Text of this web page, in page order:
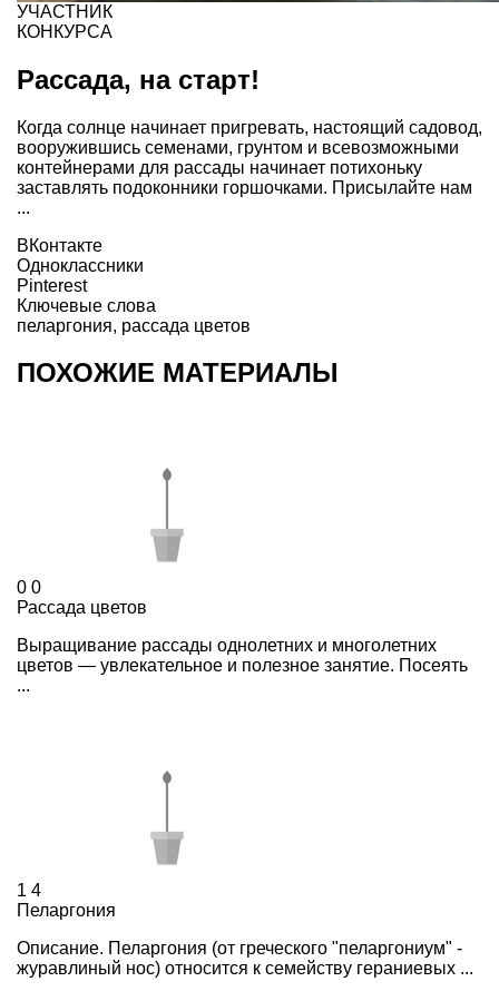
УЧАСТНИК
КОНКУРСА
Рассада, на старт!
Когда солнце начинает пригревать, настоящий садовод,
вооружившись семенами, грунтом и всевозможными
контейнерами для рассады начинает потихоньку
заставлять подоконники горшочками. Присылайте нам
...
ВКонтакте
Одноклассники
Pinterest
Ключевые слова
пеларгония, рассада цветов
ПОХОЖИЕ МАТЕРИАЛЫ
0 0
Рассада цветов
Выращивание рассады однолетних и многолетних
цветов — увлекательное и полезное занятие. Посеять
...
1 4
Пеларгония
Описание. Пеларгония (от греческого "пеларгониум" -
журавлиный нос) относится к семейству гераниевых ...